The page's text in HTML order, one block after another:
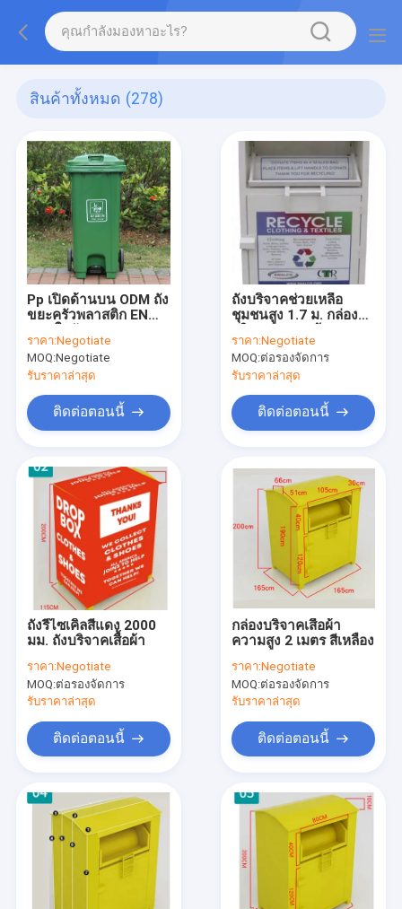
สินค้าทั้งหมด (278)
Pp เปิดด้านบน ODM ถัง
ขยะครัวพลาสติก EN
ราคา:Negotiate
MOQ:Negotiate
รับราคาล่าสุด
ติดต่อตอนนี้
ถังบริจาคช่วยเหลือ
ชุมชนสูง 1.7 ม. กล่อง
ราคา:Negotiate
MOQ:ต่อรองจัดการ
รับราคาล่าสุด
ติดต่อตอนนี้
ถังรีไซเคิลสีแดง 2000
มม. ถังบริจาคเสื้อผ้า
ราคา:Negotiate
MOQ:ต่อรองจัดการ
รับราคาล่าสุด
ติดต่อตอนนี้
กล่องบริจาคเสื้อผ้า
ความสูง 2 เมตร สีเหลือง
ราคา:Negotiate
MOQ:ต่อรองจัดการ
รับราคาล่าสุด
ติดต่อตอนนี้